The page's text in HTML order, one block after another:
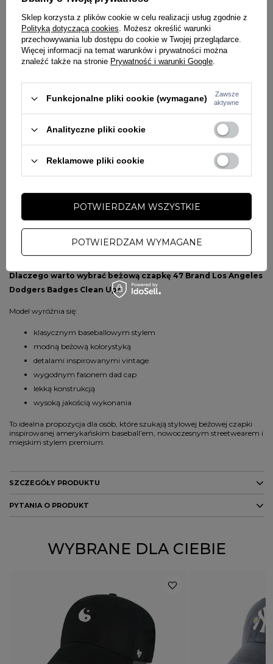
streetwear
ModelLos Angeles Dodgers Badges Clean Up Beige
komponuje się z:
oversize’owymi bluzami
joggerami i chinosami
sneakersami lifestyle
Beżowa kolorystyka tworzy modny outfit inspirowany nowoczesnym
streetwearem, stylem baseballowym oraz miejskim lifestyle’em
Vintage klimat MLB i nowoczesna moda uliczna w beżowym
wydaniu
fasony z nowoczesnym lifestyle’owym designem. Minimalistyczna
świetnie wpisują się w aktualne trendy fashion oraz casual streetwear
inspirowany kulturą MLB i modą urban.
Dlaczego warto wybrać beżową czapkę 47 Brand Los Angeles
Dodgers Badges Clean Up?
Model wyróżnia się:
klasycznym baseballowym stylem
modną beżową kolorystyką
detalami inspirowanymi vintage
wygodnym fasonem dad cap
lekką konstrukcją
wysoką jakością wykonania
To idealna propozycja dla osób, które szukają stylowej beżowej czapki
inspirowanej amerykańskim baseball’em, nowoczesnym streetwearem i
miejskim stylem premium.
SZCZEGÓŁY PRODUKTU
Marka 47 Brand
beżowy/brązowy
Potwierdź obecność oznaczeń lub etykiet
wymaganych przepisami
nie
Rodzaj nakrycia głowy czapka z daszkiem
PYTANIA O PRODUKT
ZADAJ PYTANIE
WYBRANE DLA CIEBIE
Sklep korzysta z plików cookie w celu realizacji usług zgodnie z
Polityką dotyczącą cookies. Możesz określić warunki
przechowywania lub dostępu do cookie w Twojej przeglądarce.
Więcej informacji na temat warunków i prywatności można
znaleźć także na stronie Prywatność i warunki Google.
Funkcjonalne pliki cookie (wymagane)
Zawsze
aktywne
Analityczne pliki cookie
Reklamowe pliki cookie
POTWIERDZAM WYMAGANE
POTWIERDZAM WSZYSTKIE